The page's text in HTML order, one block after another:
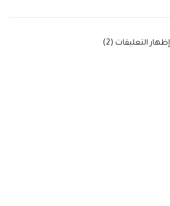
‫إظهار التعليقات (2)